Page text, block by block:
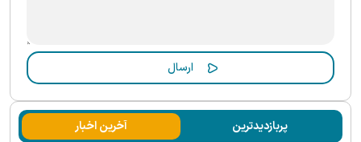
پربازدیدترین آخرین اخبار